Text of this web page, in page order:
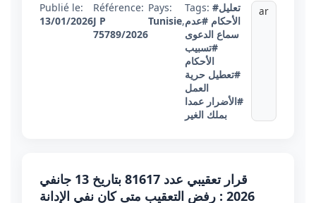
Publié le:
13/01/2026
Référence:
J P
75789/2026
Pays:
Tunisie,
Tags: #تعليل
الأحكام #عدم
سماع الدعوى
#تسبيب
الأحكام
#تعطيل حرية
العمل
#الأضرار عمدا
بملك الغير
ar
قرار تعقيبي عدد 81617 بتاريخ 13 جانفي
2026 : رفض التعقيب متى كان نفي الإدانة